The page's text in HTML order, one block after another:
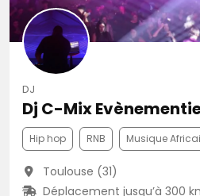
DJ
Dj C-Mix
Hip hop RNB Musique
Toulouse (31)
Déplacement jusqu’à 300